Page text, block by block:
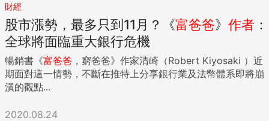
財經
股市漲勢，最多只到11月？《富爸爸》 作者 ：
全球將面臨重大銀行危機
暢銷書《富爸爸 ，窮爸爸》作家清崎（Robert Kiyosaki ）近
期面對這一情勢，不斷在推特上分享銀行業及法幣體系即將崩
潰的觀點...
2020.08.24